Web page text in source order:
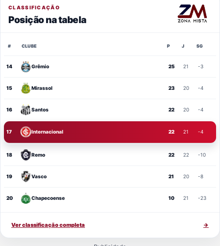
CLASSIFICAÇÃO
Posição na tabela
# CLUBE P J SG
14 Grêmio 25 21 -3
15 Mirassol 23 20 -4
16 Santos 22 20 -4
17 Internacional 22 21 -4
18 Remo 22 22 -10
19 Vasco 21 20 -8
20 Chapecoense 10 21 -23
Ver classificação completa →